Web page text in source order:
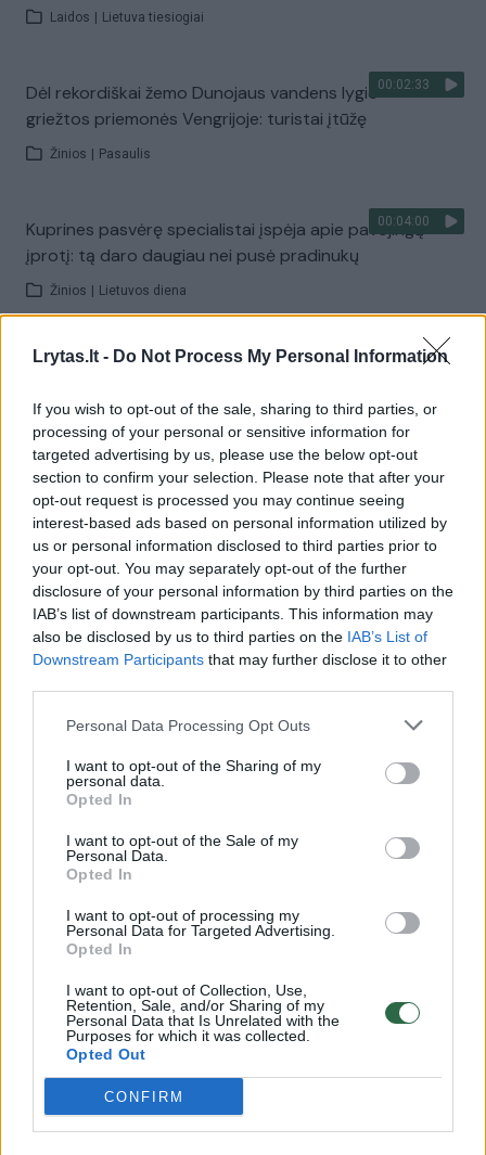
Lrytas.lt - Do Not Process My Personal Information
If you wish to opt-out of the sale, sharing to third parties, or
processing of your personal or sensitive information for
targeted advertising by us, please use the below opt-out
section to confirm your selection. Please note that after your
opt-out request is processed you may continue seeing
interest-based ads based on personal information utilized by
us or personal information disclosed to third parties prior to
your opt-out. You may separately opt-out of the further
disclosure of your personal information by third parties on the
IAB’s list of downstream participants. This information may
also be disclosed by us to third parties on the IAB’s List of
Downstream Participants that may further disclose it to other
Personal Data Processing Opt Outs
I want to opt-out of the Sharing of my
personal data.
Opted In
I want to opt-out of the Sale of my
Personal Data.
Opted In
I want to opt-out of processing my
Personal Data for Targeted Advertising.
Opted In
I want to opt-out of Collection, Use,
Retention, Sale, and/or Sharing of my
Personal Data that Is Unrelated with the
Purposes for which it was collected.
Opted Out
CONFIRM
Laidos Lietuva tiesiogiai
00:02:33
Dėl rekordiškai žemo Dunojaus vandens lygio –
griežtos priemonės Vengrijoje: turistai įtūžę
Žinios Pasaulis
00:04:00
Kuprines pasvėrę specialistai įspėja apie pavojingą
įprotį: tą daro daugiau nei pusė pradinukų
Žinios Lietuvos diena
Visi įrašai
Žiūrimiausi įrašai
Vaizdai iš tragiškos avarijos Vilniaus r.: dviejų moterų ir
vaiko gyvybių išgelbėti nepavyko
Žinios Lietuvos diena
vaizdas pribloškia
Žinios | Lietuvos diena
Avarija Vilniuje: į stotelę įsirėžęs automobilis sužalojo
dvi moteris
Žinios | Lietuvos diena
Visi įrašai